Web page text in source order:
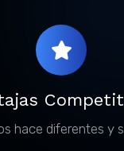
hace diferentes y